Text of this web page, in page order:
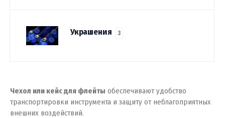
Украшения 3
Чехол или кейс для флейты обеспечивают удобство
транспортировки инструмента и защиту от неблагоприятных
внешних воздействий.